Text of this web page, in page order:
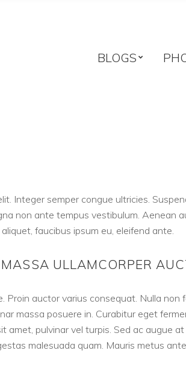
BLOGS
Integer semper congue ultricies.
non ante tempus vestibulum. Aenean
faucibus ipsum eu, eleifend ante.
ULLAMCORPER
auctor varius consequat. Nulla non
massa posuere in. Curabitur eget
amet, pulvinar vel turpis. Sed ac augue
malesuada quam. Mauris metus